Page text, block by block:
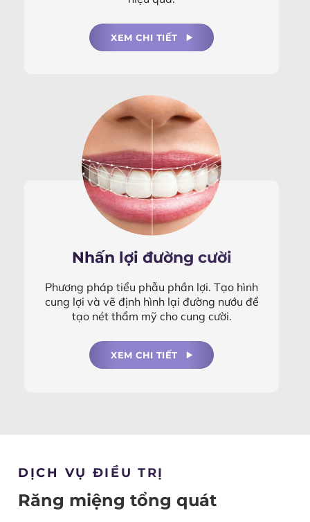
XEM CHI TIẾT
Nhấn lợi đường cười
Phương pháp tiểu phẫu phần lợi. Tạo hình
cung lợi và vẽ định hình lại đường nướu để
tạo nét thẩm mỹ cho cung cười.
XEM CHI TIẾT
DỊCH VỤ ĐIỀU TRỊ
Răng miệng tổng quát